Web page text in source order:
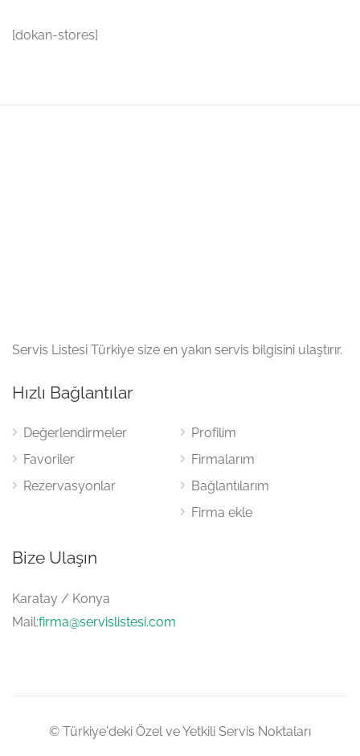
[dokan-stores]
Servis Listesi Türkiye size en yakın servis bilgisini ulaştırır.
Hızlı Bağlantılar
Değerlendirmeler
Favoriler
Rezervasyonlar
Profilim
Firmalarım
Bağlantılarım
Firma ekle
Bize Ulaşın
Karatay / Konya
Mail:firma@servislistesi.com
© Türkiye'deki Özel ve Yetkili Servis Noktaları